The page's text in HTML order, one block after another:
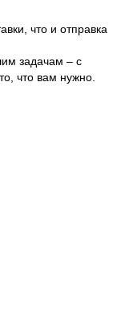
что и отправка
задачам – с
что вам нужно.